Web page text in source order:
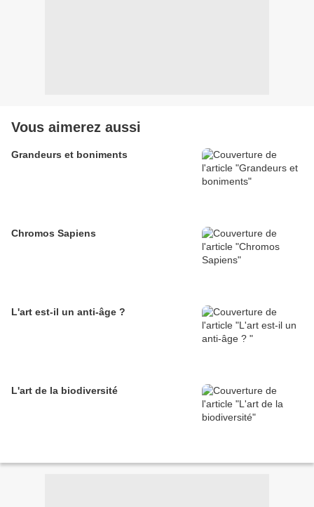
Vous aimerez aussi
Grandeurs et boniments
Chromos Sapiens
L'art est-il un anti-âge ?
L'art de la biodiversité